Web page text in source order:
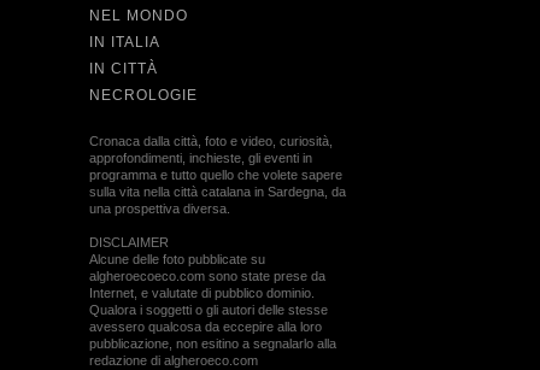
NEL MONDO
IN ITALIA
IN CITTÀ
NECROLOGIE
Cronaca dalla città, foto e video, curiosità,
approfondimenti, inchieste, gli eventi in
programma e tutto quello che volete sapere
sulla vita nella città catalana in Sardegna, da
una prospettiva diversa.
DISCLAIMER
Alcune delle foto pubblicate su
algheroecoeco.com sono state prese da
Internet, e valutate di pubblico dominio.
Qualora i soggetti o gli autori delle stesse
avessero qualcosa da eccepire alla loro
pubblicazione, non esitino a segnalarlo alla
redazione di algheroeco.com